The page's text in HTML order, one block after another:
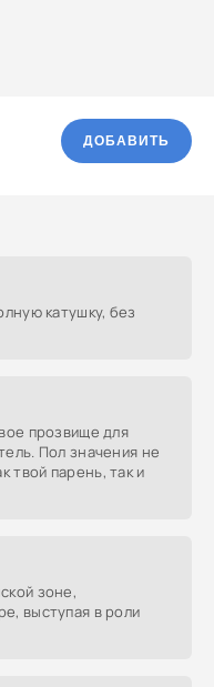
ДОБАВИТЬ
катушку, без
прозвище для
Пол значения не
твой парень, так и
зоне,
выступая в роли